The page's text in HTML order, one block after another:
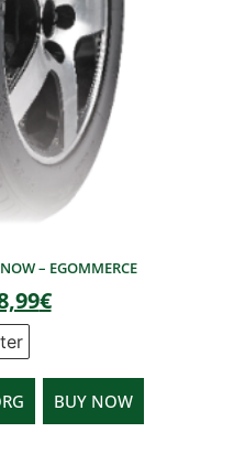
– EGOMMERCE
€
BUY NOW